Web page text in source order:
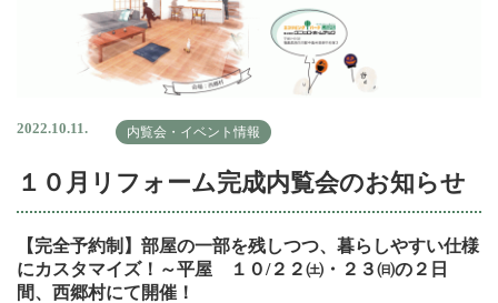
2022.10.11. 内覧会・イベント情報
１０月リフォーム完成内覧会のお知らせ
【完全予約制】部屋の一部を残しつつ、暮らしやすい仕様
にカスタマイズ！～平屋 １０/２２㈯・２３㈰の２日
間、西郷村にて開催！